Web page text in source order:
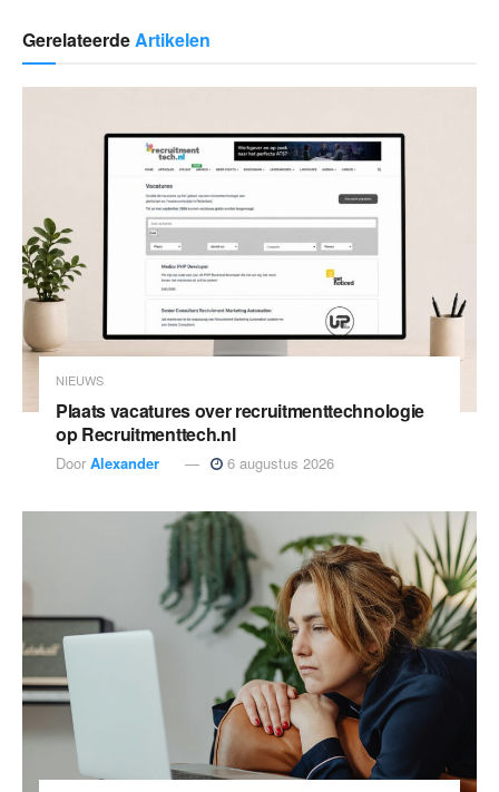
GerelateerdeArtikelen
NIEUWS
Plaats vacatures over recruitmenttechnologie
op Recruitmenttech.nl
Door Alexander 6 augustus 2026